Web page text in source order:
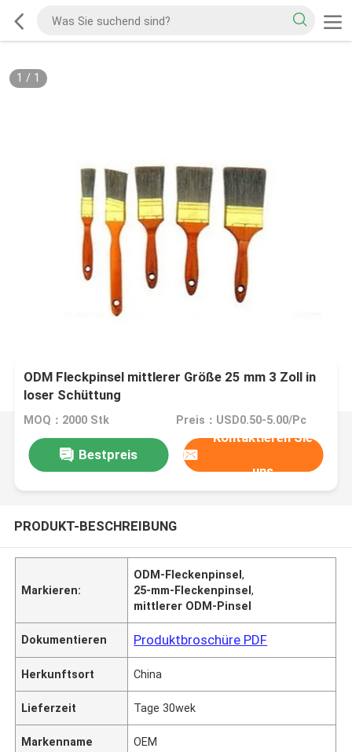
1 / 1
ODM Fleckpinsel mittlerer Größe 25 mm 3 Zoll in
loser Schüttung
MOQ：2000 Stk Preis：USD0.50-5.00/Pc
Bestpreis
Kontaktieren Sie
uns
PRODUKT-BESCHREIBUNG
Markieren:
ODM-Fleckenpinsel,
25-mm-Fleckenpinsel,
mittlerer ODM-Pinsel
Dokumentieren Produktbroschüre PDF
Herkunftsort China
Lieferzeit Tage 30wek
Markenname OEM